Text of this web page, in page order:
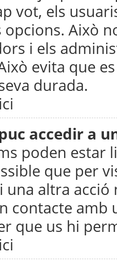
vot, els
opcions. Això
i els
evita que
durada.
accedir a
poden estar
que per
altra acció
contacte
que us hi